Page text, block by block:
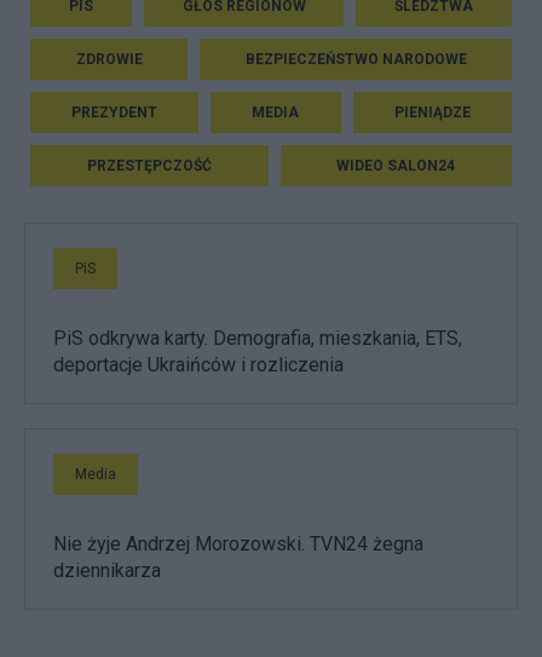
PIS GŁOS REGIONÓW ŚLEDZTWA
ZDROWIE BEZPIECZEŃSTWO NARODOWE
PREZYDENT MEDIA PIENIĄDZE
PRZESTĘPCZOŚĆ WIDEO SALON24
PiS
PiS odkrywa karty. Demografia, mieszkania, ETS,
deportacje Ukraińców i rozliczenia
Media
Nie żyje Andrzej Morozowski. TVN24 żegna
dziennikarza